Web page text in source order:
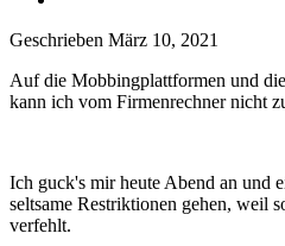
Geschrieben März 10, 2021
Auf die Mobbingplattformen und
kann ich vom Firmenrechner nicht
Ich guck's mir heute Abend an und
seltsame Restriktionen gehen, weil
verfehlt.